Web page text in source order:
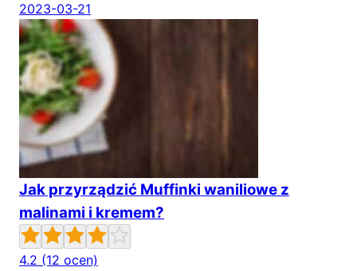
2023-03-21
Jak przyrządzić Muffinki waniliowe z
malinami i kremem?
4.2 (12 ocen)